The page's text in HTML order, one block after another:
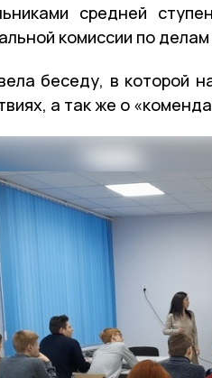
средней
комиссии по
беседу, в которой
а так же о